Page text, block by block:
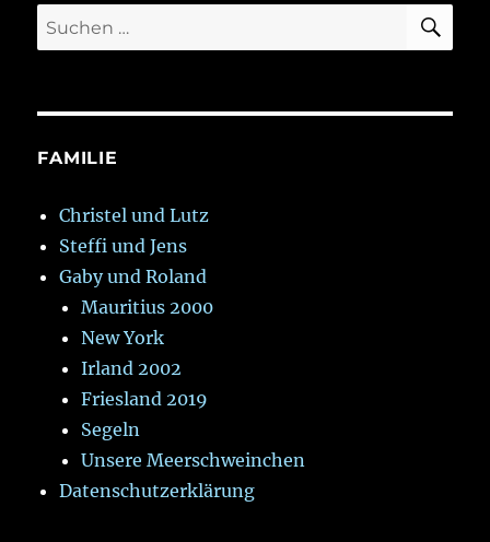
Suche
nach:
FAMILIE
Christel und Lutz
Steffi und Jens
Gaby und Roland
Mauritius 2000
New York
Irland 2002
Friesland 2019
Segeln
Unsere Meerschweinchen
Datenschutzerklärung